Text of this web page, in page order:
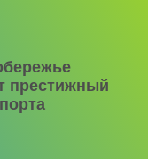
престижный